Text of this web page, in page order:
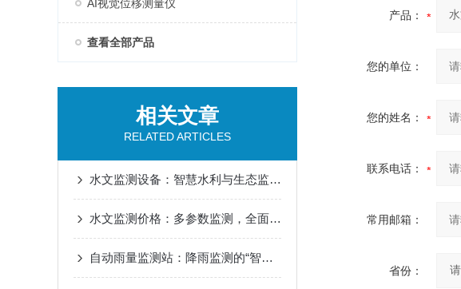
AI视觉位移测量仪
查看全部产品
相关文章
RELATED ARTICLES
水文监测设备：智慧水利与生态监测的精准数据基石
水文监测价格：多参数监测，全面感知，助力水利现代化
自动雨量监测站：降雨监测的“智能哨兵”
产品：
您的单位：
您的姓名：
联系电话：
常用邮箱：
省份：